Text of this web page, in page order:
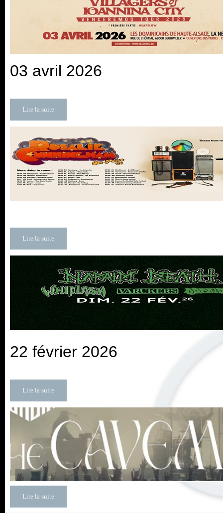
03 avril 2026
Lire la suite
Lire la suite
22 février 2026
Lire la suite
Lire la suite